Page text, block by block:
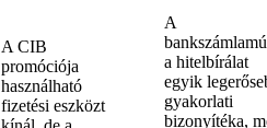
A CIB
promóciója
használható
fizetési eszközt
A
a hitelbírálat
egyik
gyakorlati
bizonyítéka,